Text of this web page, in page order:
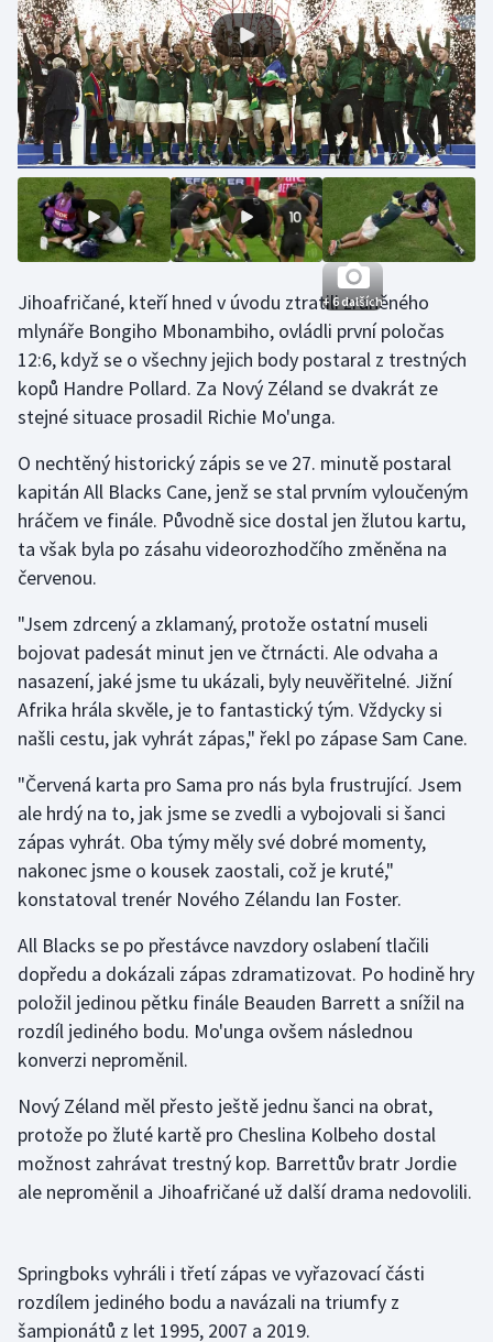
Jezdectví
Judo
Krasobruslení
Lezení
Lyže a snowboard
Motorsport
Olympijské hry
Plavání
Plážový volejbal
Rychlobruslení
Rychlostní kanoistika
Sportovní střelba
Stolní tenis
Veslování
Vodní slalom
Ostatní
+ 6 dalších
Jihoafričané, kteří hned v úvodu ztratili zraněného
mlynáře Bongiho Mbonambiho, ovládli první poločas
12:6, když se o všechny jejich body postaral z trestných
kopů Handre Pollard. Za Nový Zéland se dvakrát ze
stejné situace prosadil Richie Mo'unga.
O nechtěný historický zápis se ve 27. minutě postaral
kapitán All Blacks Cane, jenž se stal prvním vyloučeným
hráčem ve finále. Původně sice dostal jen žlutou kartu,
ta však byla po zásahu videorozhodčího změněna na
červenou.
"Jsem zdrcený a zklamaný, protože ostatní museli
bojovat padesát minut jen ve čtrnácti. Ale odvaha a
nasazení, jaké jsme tu ukázali, byly neuvěřitelné. Jižní
Afrika hrála skvěle, je to fantastický tým. Vždycky si
našli cestu, jak vyhrát zápas," řekl po zápase Sam Cane.
"Červená karta pro Sama pro nás byla frustrující. Jsem
ale hrdý na to, jak jsme se zvedli a vybojovali si šanci
zápas vyhrát. Oba týmy měly své dobré momenty,
nakonec jsme o kousek zaostali, což je kruté,"
konstatoval trenér Nového Zélandu Ian Foster.
All Blacks se po přestávce navzdory oslabení tlačili
dopředu a dokázali zápas zdramatizovat. Po hodině hry
položil jedinou pětku finále Beauden Barrett a snížil na
rozdíl jediného bodu. Mo'unga ovšem následnou
konverzi neproměnil.
Nový Zéland měl přesto ještě jednu šanci na obrat,
protože po žluté kartě pro Cheslina Kolbeho dostal
možnost zahrávat trestný kop. Barrettův bratr Jordie
ale neproměnil a Jihoafričané už další drama nedovolili.
Springboks vyhráli i třetí zápas ve vyřazovací části
rozdílem jediného bodu a navázali na triumfy z
šampionátů z let 1995, 2007 a 2019.